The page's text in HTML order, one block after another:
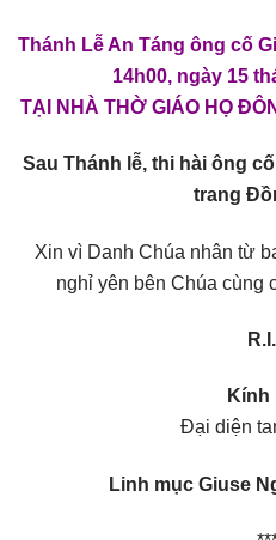
Thánh Lễ An Táng ông cố
14h00, ngày 15
TẠI NHÀ THỜ GIÁO HỌ
Sau Thánh lễ, thi hài ông
trang
Xin vì Danh Chúa nhân từ
nghỉ yên bên Chúa cùng
Kính
Đại diện
Linh mục Giuse